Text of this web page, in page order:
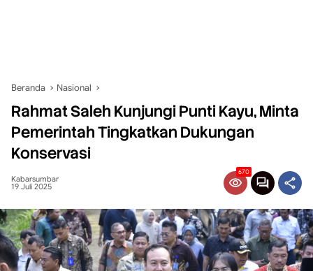
Beranda Nasional
Rahmat Saleh Kunjungi Punti Kayu, Minta
Pemerintah Tingkatkan Dukungan
Konservasi
Kabarsumbar
19 Juli 2025
670